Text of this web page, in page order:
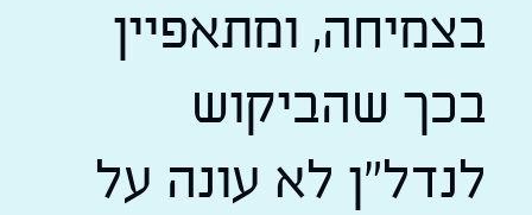
בצמיחה, ומתאפיין
בכך שהביקוש
לנדל"ן לא עונה על